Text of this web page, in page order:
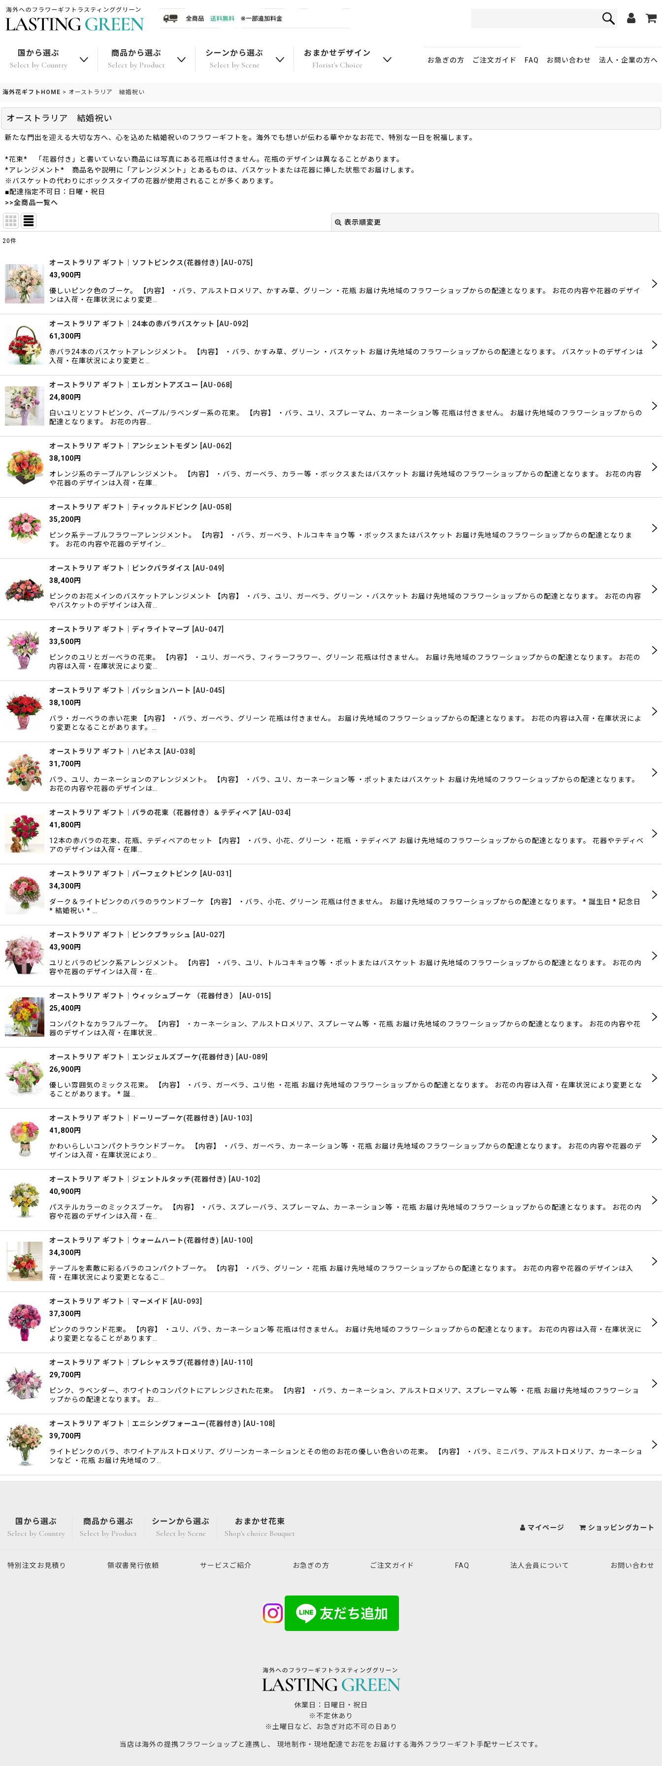
国から選ぶ
Select by Country
商品から選ぶ
Select by Product
シーンから選ぶ
Select by Scene
おまかせデザイン
Florist's Choice 法人・企業の方へ
ご注文ガイド
お急ぎの方 FAQ お問い合わせ
海外花ギフトHOME > オーストラリア 結婚祝い
オーストラリア 結婚祝い
新たな門出を迎える大切な方へ、心を込めた結婚祝いのフラワーギフトを。海外でも想いが伝わる華やかなお花で、特別な一日を祝福します。
*花束* 「花器付き」と書いていない商品には写真にある花瓶は付きません。花瓶のデザインは異なることがあります。
*アレンジメント* 商品名や説明に「アレンジメント」とあるものは、バスケットまたは花器に挿した状態でお届けします。
※バスケットの代わりにボックスタイプの花器が使用されることが多くあります。
■配達指定不可日：日曜・祝日
>>全商品一覧へ
表示順変更
並び順:
20件
オーストラリア ギフト｜ソフトピンクス(花器付き) AU-075
43,900円
優しいピンク色のブーケ。 【内容】 ・バラ、アルストロメリア、かすみ草、グリーン ・花瓶 お届け先地域のフラワーショップからの配達となります。 お花の内容や花器のデザイ
ンは入荷・在庫状況により変更…
オーストラリア ギフト｜24本の赤バラバスケット AU-092
61,300円
赤バラ24本のバスケットアレンジメント。 【内容】 ・バラ、かすみ草、グリーン ・バスケット お届け先地域のフラワーショップからの配達となります。 バスケットのデザインは
入荷・在庫状況により変更と…
オーストラリア ギフト｜エレガントアズユー AU-068
24,800円
白いユリとソフトピンク、パープル/ラベンダー系の花束。 【内容】 ・バラ、ユリ、スプレーマム、カーネーション等 花瓶は付きません。 お届け先地域のフラワーショップからの
配達となります。 お花の内容…
オーストラリア ギフト｜アンシェントモダン AU-062
38,100円
オレンジ系のテーブルアレンジメント。 【内容】 ・バラ、ガーベラ、カラー等 ・ボックスまたはバスケット お届け先地域のフラワーショップからの配達となります。 お花の内容
や花器のデザインは入荷・在庫…
オーストラリア ギフト｜ティックルドピンク AU-058
35,200円
ピンク系テーブルフラワーアレンジメント。 【内容】 ・バラ、ガーベラ、トルコキキョウ等 ・ボックスまたはバスケット お届け先地域のフラワーショップからの配達となりま
す。 お花の内容や花器のデザイン…
オーストラリア ギフト｜ピンクパラダイス AU-049
38,400円
ピンクのお花メインのバスケットアレンジメント 【内容】 ・バラ、ユリ、ガーベラ、グリーン ・バスケット お届け先地域のフラワーショップからの配達となります。 お花の内容
やバスケットのデザインは入荷…
オーストラリア ギフト｜ディライトマーブ AU-047
33,500円
ピンクのユリとガーベラの花束。 【内容】 ・ユリ、ガーベラ、フィラーフラワー、グリーン 花瓶は付きません。 お届け先地域のフラワーショップからの配達となります。 お花の
内容は入荷・在庫状況により変…
オーストラリア ギフト｜パッションハート AU-045
38,100円
バラ・ガーベラの赤い花束 【内容】 ・バラ、ガーベラ、グリーン 花瓶は付きません。 お届け先地域のフラワーショップからの配達となります。 お花の内容は入荷・在庫状況によ
り変更となることがあります。…
オーストラリア ギフト｜ハピネス AU-038
31,700円
バラ、ユリ、カーネーションのアレンジメント。 【内容】 ・バラ、ユリ、カーネーション等 ・ポットまたはバスケット お届け先地域のフラワーショップからの配達となります。
お花の内容や花器のデザインは…
オーストラリア ギフト｜バラの花束（花器付き）＆テディベア AU-034
41,800円
12本の赤バラの花束、花瓶、テディベアのセット 【内容】 ・バラ、小花、グリーン ・花瓶 ・テディベア お届け先地域のフラワーショップからの配達となります。 花器やテディベ
アのデザインは入荷・在庫…
オーストラリア ギフト｜パーフェクトピンク AU-031
34,300円
ダーク＆ライトピンクのバラのラウンドブーケ 【内容】 ・バラ、小花、グリーン 花瓶は付きません。 お届け先地域のフラワーショップからの配達となります。 * 誕生日 * 記念日
* 結婚祝い * …
オーストラリア ギフト｜ピンクブラッシュ AU-027
43,900円
ユリとバラのピンク系アレンジメント。 【内容】 ・バラ、ユリ、トルコキキョウ等 ・ポットまたはバスケット お届け先地域のフラワーショップからの配達となります。 お花の内
容や花器のデザインは入荷・在…
オーストラリア ギフト｜ウィッシュブーケ （花器付き） AU-015
25,400円
コンパクトなカラフルブーケ。 【内容】 ・カーネーション、アルストロメリア、スプレーマム等 ・花瓶 お届け先地域のフラワーショップからの配達となります。 お花の内容や花
器のデザインは入荷・在庫状況…
オーストラリア ギフト｜エンジェルズブーケ(花器付き) AU-089
26,900円
優しい雰囲気のミックス花束。 【内容】 ・バラ、ガーベラ、ユリ他 ・花瓶 お届け先地域のフラワーショップからの配達となります。 お花の内容は入荷・在庫状況により変更とな
ることがあります。 * 誕…
オーストラリア ギフト｜ドーリーブーケ(花器付き) AU-103
41,800円
かわいらしいコンパクトラウンドブーケ。 【内容】 ・バラ、ガーベラ、カーネーション等 ・花瓶 お届け先地域のフラワーショップからの配達となります。 お花の内容や花器のデ
ザインは入荷・在庫状況により…
オーストラリア ギフト｜ジェントルタッチ(花器付き) AU-102
40,900円
パステルカラーのミックスブーケ。 【内容】 ・バラ、スプレーバラ、スプレーマム、カーネーション等 ・花瓶 お届け先地域のフラワーショップからの配達となります。 お花の内
容や花器のデザインは入荷・在…
オーストラリア ギフト｜ウォームハート(花器付き) AU-100
34,300円
テーブルを素敵に彩るバラのコンパクトブーケ。 【内容】 ・バラ、グリーン ・花瓶 お届け先地域のフラワーショップからの配達となります。 お花の内容や花器のデザインは入
荷・在庫状況により変更となるこ…
オーストラリア ギフト｜マーメイド AU-093
37,300円
ピンクのラウンド花束。 【内容】 ・ユリ、バラ、カーネーション等 花瓶は付きません。 お届け先地域のフラワーショップからの配達となります。 お花の内容は入荷・在庫状況に
より変更となることがあります…
オーストラリア ギフト｜プレシャスラブ(花器付き) AU-110
29,700円
ピンク、ラベンダー、ホワイトのコンパクトにアレンジされた花束。 【内容】 ・バラ、カーネーション、アルストロメリア、スプレーマム等 ・花瓶 お届け先地域のフラワーショ
ップからの配達となります。 お…
オーストラリア ギフト｜エニシングフォーユー(花器付き) AU-108
39,700円
ライトピンクのバラ、ホワイトアルストロメリア、グリーンカーネーションとその他のお花の優しい色合いの花束。 【内容】 ・バラ、ミニバラ、アルストロメリア、カーネーショ
ンなど ・花瓶 お届け先地域のフ…
国から選ぶ
Select by Country
商品から選ぶ
Select by Product
シーンから選ぶ
Select by Scene
おまかせ花束
Shop's choice Bouquet
マイページ ショッピングカート
特別注文 お見積り 領収書発行依頼 サービスご紹介 お急ぎの方 ご注文ガイド FAQ 法人会員について お問い合わせ
休業日：日曜日・祝日
※不定休あり
※土曜日など、お急ぎ対応不可の日あり
当店は海外の提携フラワーショップと連携し、 現地制作・現地配達でお花をお届けする海外フラワーギフト手配サービスです。